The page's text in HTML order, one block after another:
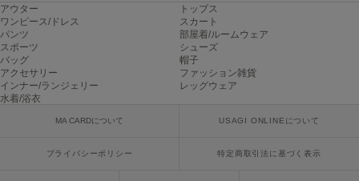
ニューバランス
nezu
ネズ
NIKE
ナイキ
アウター
トップス
ワンピース/ドレス
スカート
パンツ
部屋着/ルームウェア
スポーツ
シューズ
バッグ
帽子
アクセサリー
ファッション雑貨
インナー/ランジェリー
レッグウェア
水着/浴衣
MA CARDについて USAGI ONLINEについて
プライバシーポリシー 特定商取引法に基づく表示